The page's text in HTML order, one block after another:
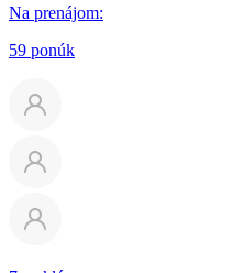
Na prenájom:
59 ponúk